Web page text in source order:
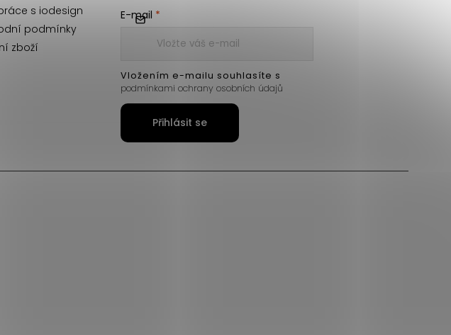
s iodesign
podmínky
zboží
E-mail
Vložením e-mailu souhlasíte s
podmínkami ochrany osobních údajů
Přihlásit se